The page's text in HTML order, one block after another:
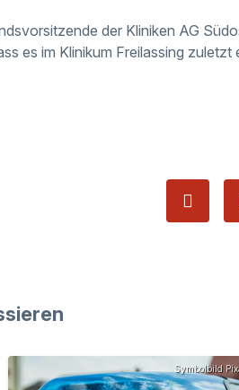
der Kliniken AG
es im Klinikum Freilassing
Symbolbild